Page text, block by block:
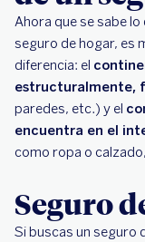
Ahora que se sabe
seguro de hogar, es
diferencia: el
estructuralmente,
paredes, etc.) y el
encuentra en el
como ropa o
Seguro
Si buscas un seguro